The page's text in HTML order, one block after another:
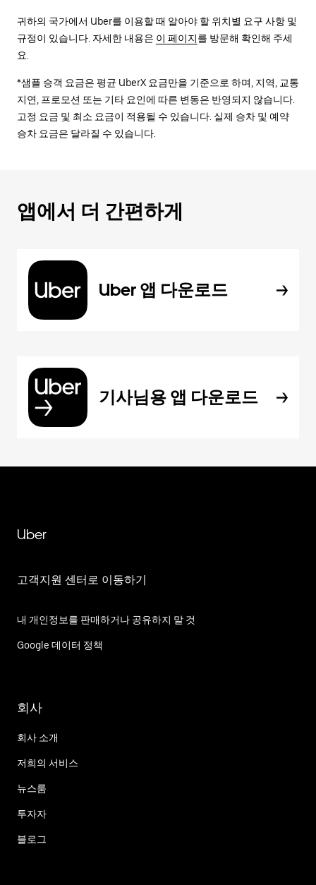
귀하의 국가에서 Uber를 이용할 때 알아야 할 위치별 요구 사항 및
규정이 있습니다. 자세한 내용은 이 페이지를 방문해 확인해 주세
요.
*샘플 승객 요금은 평균 UberX 요금만을 기준으로 하며, 지역, 교통
지연, 프로모션 또는 기타 요인에 따른 변동은 반영되지 않습니다.
고정 요금 및 최소 요금이 적용될 수 있습니다. 실제 승차 및 예약
승차 요금은 달라질 수 있습니다.
앱에서 더 간편하게
Uber 앱 다운로드
기사님용 앱 다운로드
Uber
고객지원 센터로 이동하기
내 개인정보를 판매하거나 공유하지 말 것
Google 데이터 정책
회사
회사 소개
저희의 서비스
뉴스룸
투자자
블로그